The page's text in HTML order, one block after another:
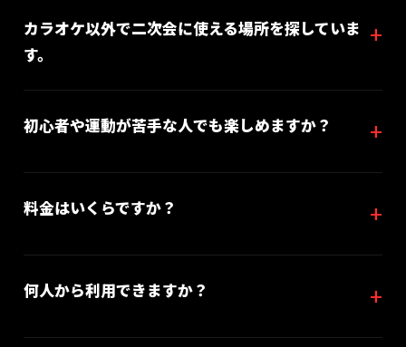
カラオケ以外で二次会に使える場所を探していま
す。
初心者や運動が苦手な人でも楽しめますか？
料金はいくらですか？
何人から利用できますか？